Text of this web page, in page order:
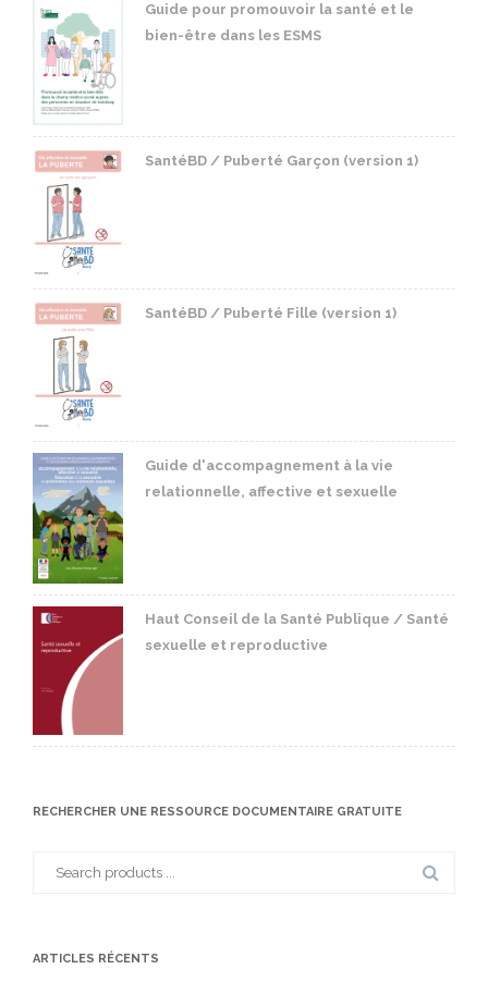
Guide pour promouvoir la santé et le
bien-être dans les ESMS
SantéBD / Puberté Garçon (version 1)
SantéBD / Puberté Fille (version 1)
Guide d'accompagnement à la vie
relationnelle, affective et sexuelle
Haut Conseil de la Santé Publique / Santé
sexuelle et reproductive
RECHERCHER UNE RESSOURCE DOCUMENTAIRE GRATUITE
ARTICLES RÉCENTS